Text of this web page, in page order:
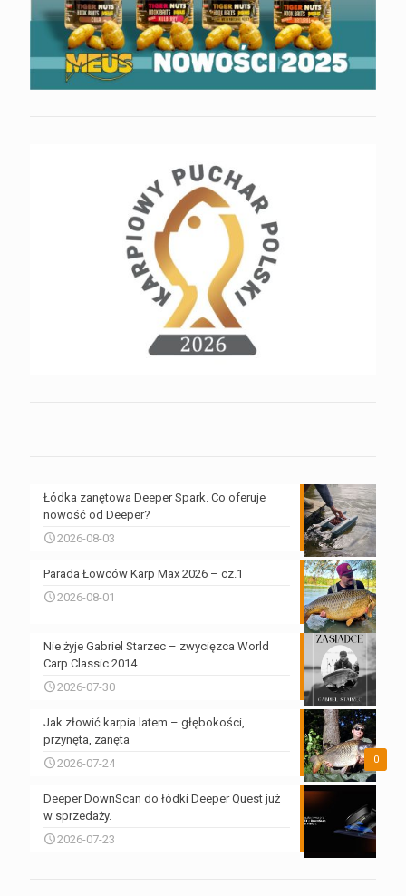
Łódka zanętowa Deeper Spark. Co oferuje
nowość od Deeper?
2026-08-03
Parada Łowców Karp Max 2026 – cz.1
2026-08-01
Nie żyje Gabriel Starzec – zwycięzca World
Carp Classic 2014
2026-07-30
0
Jak złowić karpia latem – głębokości,
przynęta, zanęta
2026-07-24
Deeper DownScan do łódki Deeper Quest już
w sprzedaży.
2026-07-23